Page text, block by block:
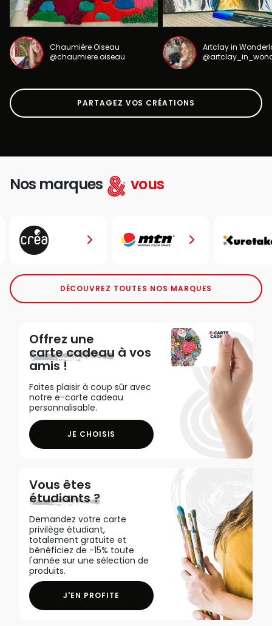
Chaumière Oiseau
@chaumiere.oiseau
Artclay in
PARTAGEZ VOS CRÉATIONS
Nos marques vous
DÉCOUVREZ TOUTES NOS MARQUES
Offrez une
carte cadeau à vos
amis !
Faites plaisir à coup sûr avec
notre e-carte cadeau
personnalisable.
JE CHOISIS
Vous êtes
étudiants ?
Demandez votre carte
privilège étudiant,
totalement gratuite et
bénéficiez de -15% toute
l'année sur une sélection de
produits.
J'EN PROFITE